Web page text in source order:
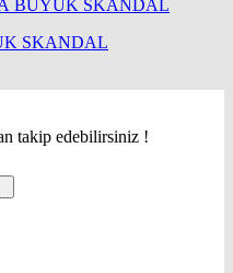
SKANDAL
takip edebilirsiniz !